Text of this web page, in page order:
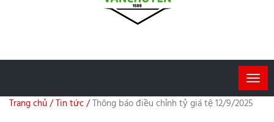
Trang chủ /Tin tức /Thông báo điều chỉnh tỷ giá tệ 12/9/2025